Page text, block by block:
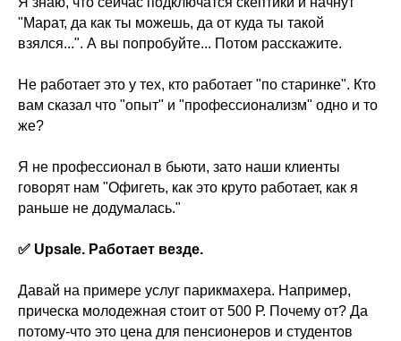
"Марат, да как ты можешь, да от куда ты такой
взялся...". А вы попробуйте... Потом расскажите.
Не работает это у тех, кто работает "по старинке". Кто
вам сказал что "опыт" и "профессионализм" одно и то
же?
Я не профессионал в бьюти, зато наши клиенты
говорят нам "Офигеть, как это круто работает, как я
раньше не додумалась."
✅ Upsale. Работает везде.
Давай на примере услуг парикмахера. Например,
прическа молодежная стоит от 500 Р. Почему от? Да
потому-что это цена для пенсионеров и студентов